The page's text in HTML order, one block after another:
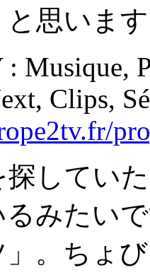
思いま
Musique,
Clips,
探してい
みたい
」。ちょ